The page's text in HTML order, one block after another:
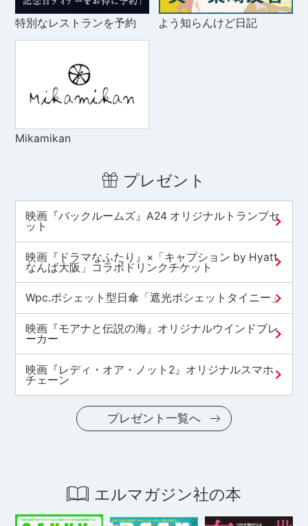
特別なレストランを予約 よう知らんけど日記
Mikamikan
プレゼント
映画『バックルームズ』A24 オリジナルトランプセ
ット
映画『ドラマなふたり』×「キャプション by Hyatt
なんば大阪」コラボドリンクチケット
Wpc.ポシェット型日傘「遮光ポシェットタイニー」
映画『モアナと伝説の海』オリジナルウインドブレ
ーカー
映画『レディ・オア・ノット2』オリジナルスマホ
チェーン
プレゼント一覧へ
エルマガジン社の本